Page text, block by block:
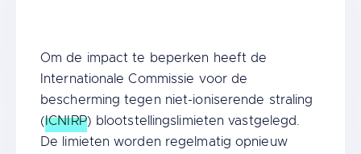
Content
Om de impact te beperken heeft de
Internationale Commissie voor de
bescherming tegen niet-ioniserende straling
(ICNIRP) blootstellingslimieten vastgelegd.
De limieten worden regelmatig opnieuw